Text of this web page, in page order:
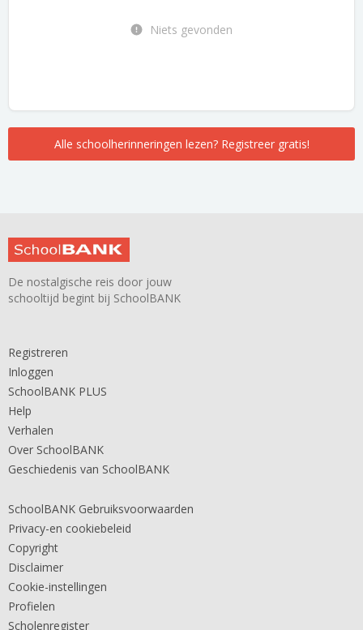
Niets gevonden
Alle schoolherinneringen lezen? Registreer gratis!
De nostalgische reis door jouw
schooltijd begint bij SchoolBANK
Registreren
Inloggen
SchoolBANK PLUS
Help
Verhalen
Over SchoolBANK
Geschiedenis van SchoolBANK
SchoolBANK Gebruiksvoorwaarden
Privacy-en cookiebeleid
Copyright
Disclaimer
Cookie-instellingen
Profielen
Scholenregister